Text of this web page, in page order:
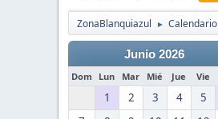
ZonaBlanquiazul ► Calendario
Junio 2026
Dom Lun Mar Mié Jue Vie
1 2 3 4 5